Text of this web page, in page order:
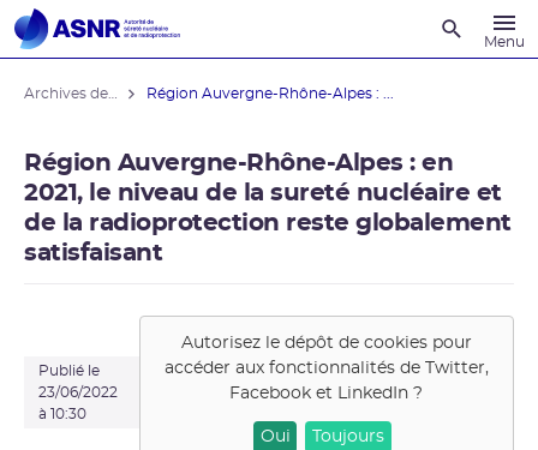
Menu
Région Auvergne-Rhône-Alpes : ...
Région Auvergne-Rhône-Alpes : en
2021, le niveau de la sureté nucléaire et
de la radioprotection reste globalement
satisfaisant
Publié le
23/06/2022
à 10:30
Autorisez le dépôt de cookies pour
accéder aux fonctionnalités de Twitter,
Facebook et LinkedIn ?
Oui Toujours